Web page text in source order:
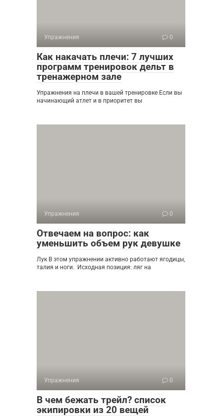
Упражнения 0
Как накачать плечи: 7 лучших
программ тренировок дельт в
тренажерном зале
Упражнения на плечи в вашей тренировке Если вы
начинающий атлет и в приоритет вы
Упражнения 0
Отвечаем на вопрос: как
уменьшить объем рук девушке
Лук В этом упражнении активно работают ягодицы,
талия и ноги. Исходная позиция: ляг на
Упражнения 0
В чем бежать трейл? cписок
экипировки из 20 вещей